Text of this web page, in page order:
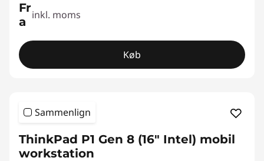
Fr
a inkl. moms
Køb
Sammenlign
ThinkPad P1 Gen 8 (16" Intel) mobil
workstation